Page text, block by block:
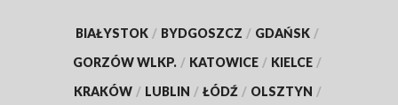
BIAŁYSTOK / BYDGOSZCZ / GDAŃSK /
GORZÓW WLKP. / KATOWICE / KIELCE /
KRAKÓW / LUBLIN / ŁÓDŹ / OLSZTYN /